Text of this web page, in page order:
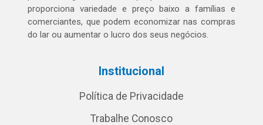
proporciona variedade e preço baixo a famílias e
comerciantes, que podem economizar nas compras
do lar ou aumentar o lucro dos seus negócios.
Institucional
Política de Privacidade
Trabalhe Conosco